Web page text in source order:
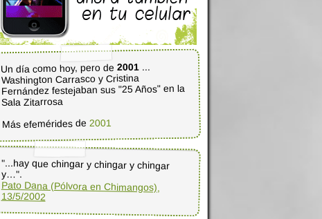
Un día como hoy, pero de2001 ...
Washington Carrasco y Cristina
Fernández festejaban sus "25 Años" en la
Sala Zitarrosa
Más efemérides de 2001
"...hay que chingar y chingar y chingar
y…".
Pato Dana (Pólvora en Chimangos),
13/5/2002